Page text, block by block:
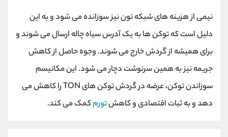
نیمی از هزینه های شبکه تون نیز سوزانده می شود و به این
دلیل است که توکن ها به یک آدرس سیاه چاله ارسال می شوند و
برای همیشه از گردش خارج می شوند. وجوه حاصل از کاهش
جریمه نیز به همین سرنوشت دچار می شود. این مکانیسم
سوزاندن توکن، عرضه در گردش توکن هایTONرا کاهش می
دهد و به ثبات اقتصادی و کاهشتورمکمک می کند.